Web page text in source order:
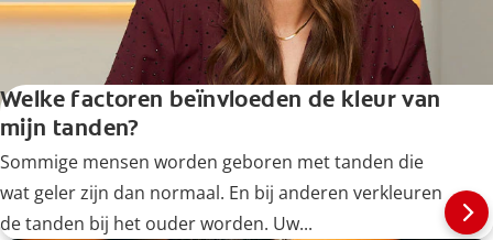
Welke factoren beïnvloeden de kleur van
mijn tanden?
Sommige mensen worden geboren met tanden die
wat geler zijn dan normaal. En bij anderen verkleuren
de tanden bij het ouder worden. Uw...